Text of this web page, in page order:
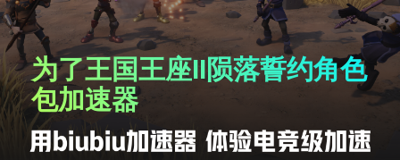
为了王国王座II陨落誓约角色
包加速器